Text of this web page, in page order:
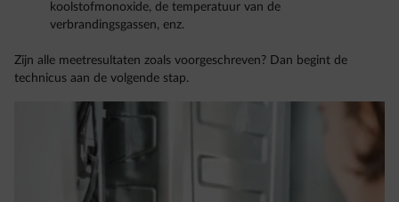
koolstofmonoxide, de temperatuur van de
verbrandingsgassen, enz.
Zijn alle meetresultaten zoals voorgeschreven? Dan begint de
technicus aan de volgende stap.